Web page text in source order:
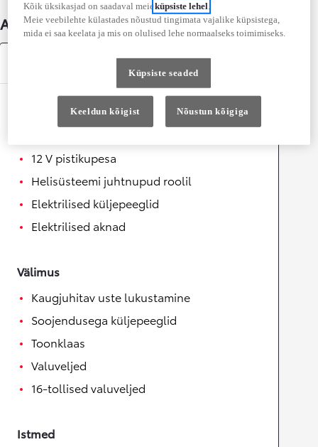
Auto üksikasjad
12 V pistikupesa
Helisüsteemi juhtnupud roolil
Elektrilised küljepeeglid
Elektrilised aknad
Välimus
Kaugjuhitav uste lukustamine
Soojendusega küljepeeglid
Toonklaas
Valuveljed
16-tollised valuveljed
Istmed
Kõik üksikasjad on saadaval meieküpsiste lehel.
Meie veebilehte külastades nõustud tingimata vajalike küpsistega,
mida ei saa keelata ja mis on olulised lehe normaalseks toimimiseks.
Küpsiste seaded
Keeldun kõigist Nõustun kõigiga